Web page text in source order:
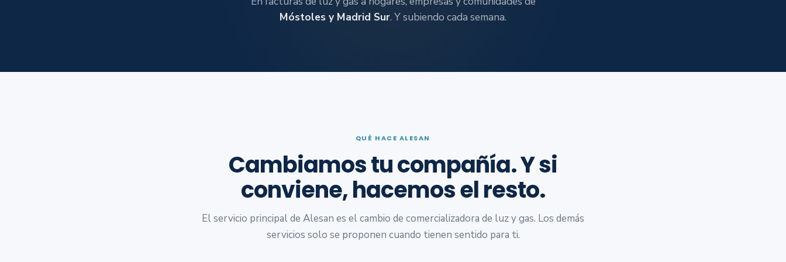
Móstoles y Madrid Sur. Y subiendo cada semana.
QUÉ HACE ALESAN
Cambiamos tu compañía. Y si
conviene, hacemos el resto.
El servicio principal de Alesan es el cambio de comercializadora de luz y gas. Los demás
servicios solo se proponen cuando tienen sentido para ti.